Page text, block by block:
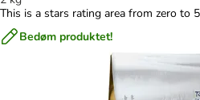
This is a stars rating area from zero to
Bedøm produktet!